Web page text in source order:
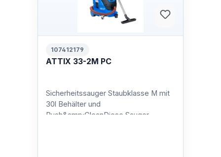
107412179
ATTIX 33-2M PC
Sicherheitssauger Staubklasse M mit
30l Behälter und
Push&amp;CleanDiese Sauger